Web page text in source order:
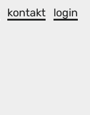
kontakt login